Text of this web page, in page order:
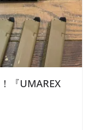
『UMAREX